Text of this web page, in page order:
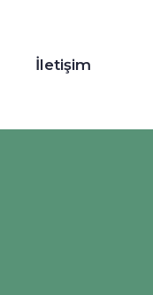
İletişim